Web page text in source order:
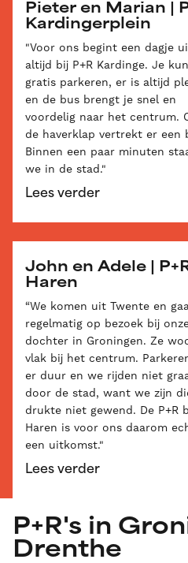
Pieter en Marian |
Kardingerplein
"Voor ons begint een dagje
altijd bij P+R Kardinge. Je
gratis parkeren, er is altijd
en de bus brengt je snel en
voordelig naar het centrum.
de haverklap vertrekt er een
Binnen een paar minuten
we in de stad."
Lees verder
John en Adele |
Haren
“We komen uit Twente en
regelmatig op bezoek bij
dochter in Groningen. Ze
vlak bij het centrum.
er duur en we rijden niet
door de stad, want we zijn
drukte niet gewend. De P+R
Haren is voor ons daarom
een uitkomst."
Lees verder
P+R's in
Drenthe